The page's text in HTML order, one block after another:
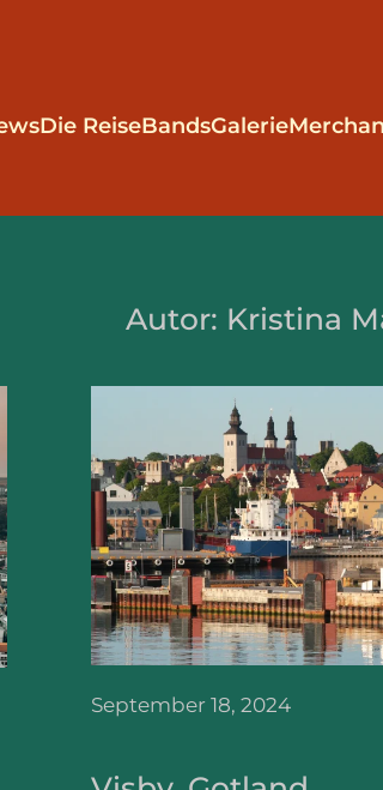
Die ReiseBandsGalerie
Autor: Kristina
September 18, 2024